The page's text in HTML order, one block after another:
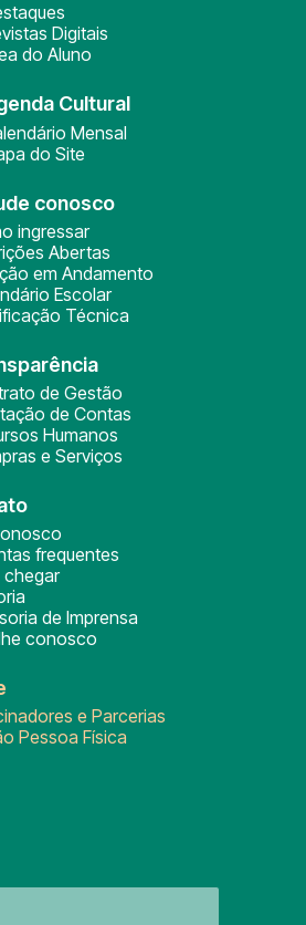
Digitais
do Aluno
Cultural
Mensal
do Site
conosco
ingressar
Abertas
em Andamento
Escolar
Técnica
de Gestão
de Contas
Humanos
e Serviços
frequentes
de Imprensa
conosco
e Parcerias
Pessoa Física